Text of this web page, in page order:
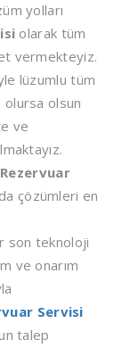
yolları
olarak tüm
vermekteyiz.
lüzumlu tüm
olursa olsun
ve
çözümleri en
son teknoloji
ve onarım
Servisi
talep